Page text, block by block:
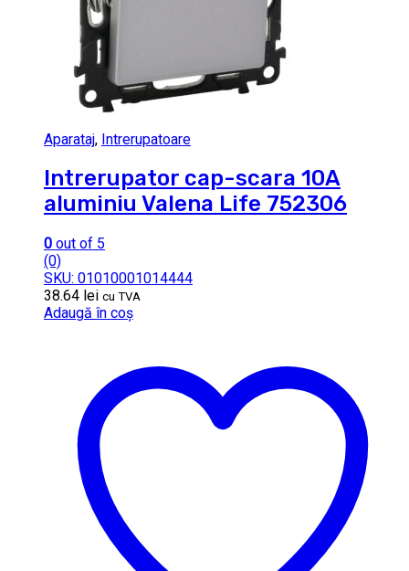
Aparataj, Intrerupatoare
Intrerupator cap-scara 10A
aluminiu Valena Life 752306
0 out of 5
(0)
SKU: 01010001014444
38.64 lei cu TVA
Adaugă în coș